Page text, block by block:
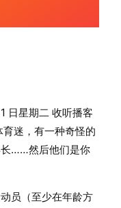
日星期二 收听播客
迷，有一种奇怪的
长……然后他们是你
员（至少在年龄方